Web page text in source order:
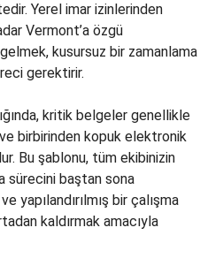
Yerel imar izinlerinden
Vermont’a özgü
kusursuz bir zamanlama
gerektirir.
kritik belgeler genellikle
birbirinden kopuk elektronik
Bu şablonu, tüm ekibinizin
sürecini baştan sona
yapılandırılmış bir çalışma
kaldırmak amacıyla